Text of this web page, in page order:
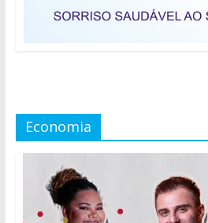
Economia